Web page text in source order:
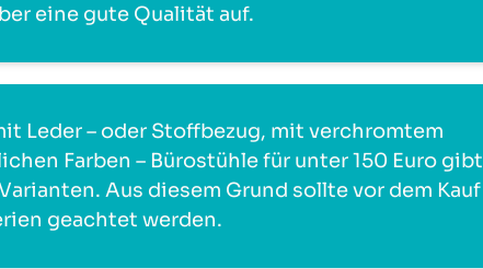
eine gute Qualität auf.
Leder – oder Stoffbezug, mit verchromtem
Farben – Bürostühle für unter 150 Euro gibt
Aus diesem Grund sollte vor dem Kauf
geachtet werden.